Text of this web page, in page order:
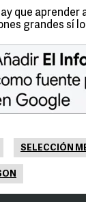
que
grandes sí
SELECCIÓN